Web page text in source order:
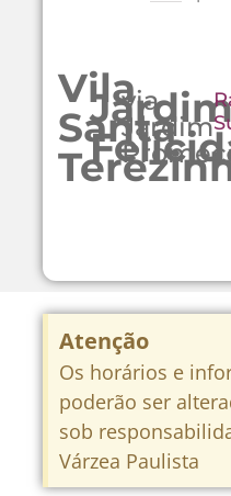
Vila
Santa
via
Jardim
Atenção
Os horários e
poderão ser
sob
Várzea Paulista